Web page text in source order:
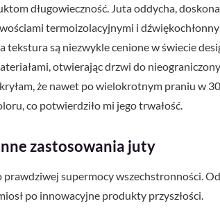
długowieczność. Juta oddycha,
termoizolacyjnymi i
tekstura są niezwykle cenione w świecie
otwierając drzwi do
że nawet po wielokrotnym praniu w
co potwierdziło mi jego trwałość.
zastosowania juty
prawdziwej supermocy wszechstronności.
po innowacyjne produkty przyszłości.